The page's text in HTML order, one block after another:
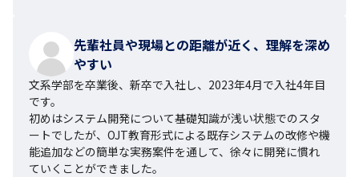
先輩社員や現場との距離が近く、理解を深め
やすい
文系学部を卒業後、新卒で入社し、2023年4月で入社4年目
です。
初めはシステム開発について基礎知識が浅い状態でのスタ
ートでしたが、OJT教育形式による既存システムの改修や機
能追加などの簡単な実務案件を通して、徐々に開発に慣れ
ていくことができました。